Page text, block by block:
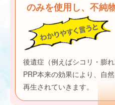
のみを使用し、不純
後遺症（例えばシコリ・膨
PRP本来の効果により、自
再生されていきます。